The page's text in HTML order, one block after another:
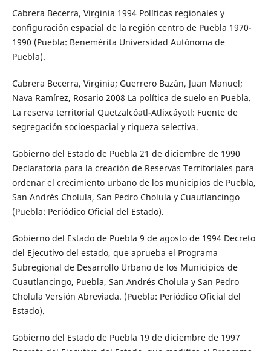
Cabrera Becerra, Virginia 1994 Políticas regionales y
configuración espacial de la región centro de Puebla 1970-
1990 (Puebla: Benemérita Universidad Autónoma de
Puebla).
Cabrera Becerra, Virginia; Guerrero Bazán, Juan Manuel;
Nava Ramírez, Rosario 2008 La política de suelo en Puebla.
La reserva territorial Quetzalcóatl-Atlixcáyotl: Fuente de
segregación socioespacial y riqueza selectiva.
Gobierno del Estado de Puebla 21 de diciembre de 1990
Declaratoria para la creación de Reservas Territoriales para
ordenar el crecimiento urbano de los municipios de Puebla,
San Andrés Cholula, San Pedro Cholula y Cuautlancingo
(Puebla: Periódico Oficial del Estado).
Gobierno del Estado de Puebla 9 de agosto de 1994 Decreto
del Ejecutivo del estado, que aprueba el Programa
Subregional de Desarrollo Urbano de los Municipios de
Cuautlancingo, Puebla, San Andrés Cholula y San Pedro
Cholula Versión Abreviada. (Puebla: Periódico Oficial del
Estado).
Gobierno del Estado de Puebla 19 de diciembre de 1997